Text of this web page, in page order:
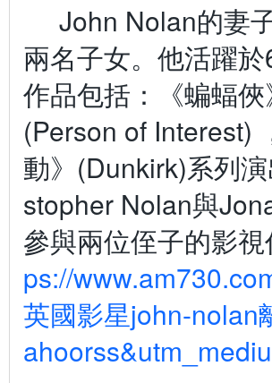
John Nolan的妻
兩名子女。他活躍於
作品包括：《蝙蝠
(Person of Interest)
動》 (Dunkirk)系列演
stopher Nolan與
參與兩位侄子的影視
ps://
英國影星john-nolan